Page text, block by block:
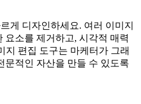
게 디자인하세요. 여러 이미지
요소를 제거하고, 시각적 매력
지 편집 도구는 마케터가 그래
문적인 자산을 만들 수 있도록